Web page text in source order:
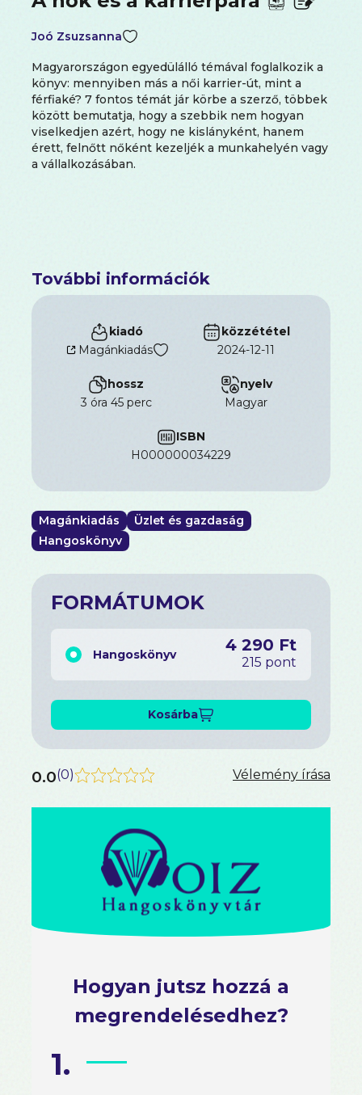
Joó Zsuzsanna
Magyarországon egyedülálló témával foglalkozik a
könyv: mennyiben más a női karrier-út, mint a
férfiaké? 7 fontos témát jár körbe a szerző, többek
között bemutatja, hogy a szebbik nem hogyan
viselkedjen azért, hogy ne kislányként, hanem
érett, felnőtt nőként kezeljék a munkahelyén vagy
a vállalkozásában.
További információk
kiadó
Magánkiadás
közzététel
2024-12-11
hossz
3 óra 45 perc
nyelv
magyar
ISBN
H000000034229
Magánkiadás
Üzlet és gazdaság
Hangoskönyv
FORMÁTUMOK
Hangoskönyv 4 290 Ft
215 pont
Kosárba
0.0(0) Vélemény írása
Hogyan jutsz hozzá a
megrendelésedhez?
1.